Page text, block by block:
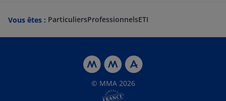
Vous êtes : ParticuliersProfessionnelsETI
© MMA 2026